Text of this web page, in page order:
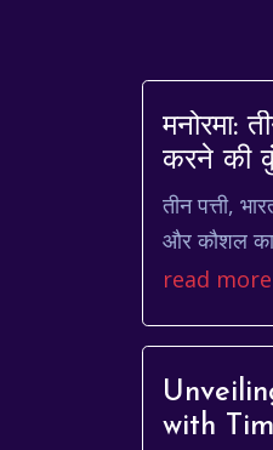
मनोरमा:
करने की
तीन पत्ती,
और कौशल का
केवल मनोरंजन
read more
with